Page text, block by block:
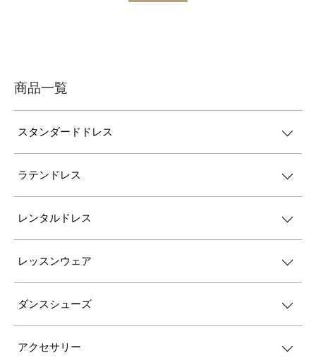
商品一覧
スタンダードドレス
ラテンドレス
レンタルドレス
レッスンウェア
ダンスシューズ
アクセサリー